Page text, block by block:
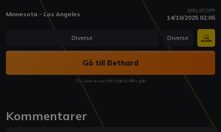
Minnesota - Los Angeles SPELSTOPP
14/10/2025 02:05
Diverse Diverse
Gå till Bethard
25+ Spela ansvarsfullt Regler & Villkor gäller
Kommentarer